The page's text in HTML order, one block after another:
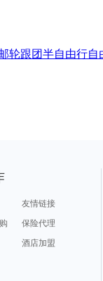
轮跟团半自由行自
友情链接
保险代理
酒店加盟